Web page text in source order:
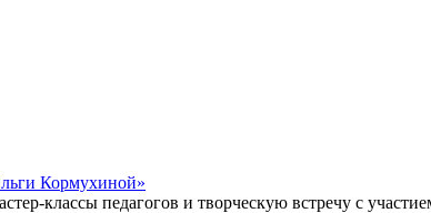
Кормухиной»
классы педагогов и творческую встречу с